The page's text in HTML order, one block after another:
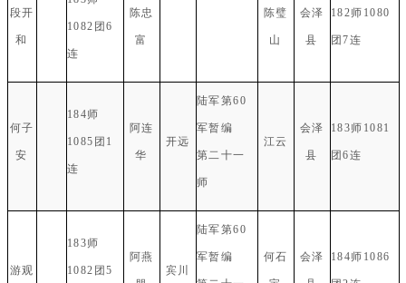
段开
和
1082团6
连
陈忠
富
陈璧
山
会泽
县
182师1080
团7连
何子
安
184师
1085团1
连
阿连
华
开远
陆军第60
军暂编
第二十一
师
江云
会泽
县
183师1081
团6连
游观
183师
1082团5
阿燕
宾川
陆军第60
军暂编 何石 会泽 184师1086